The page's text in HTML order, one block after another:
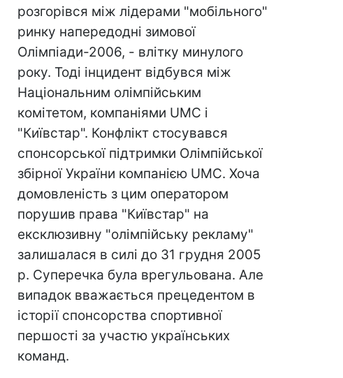
розгорівся між лідерами "мобільного"
ринку напередодні зимової
Олімпіади-2006, - влітку минулого
року. Тоді інцидент відбувся між
Національним олімпійським
комітетом, компаніями UMC і
"Київстар". Конфлікт стосувався
спонсорської підтримки Олімпійської
збірної України компанією UMC. Хоча
домовленість з цим оператором
порушив права "Київстар" на
ексклюзивну "олімпійську рекламу"
залишалася в силі до 31 грудня 2005
р. Суперечка була врегульована. Але
випадок вважається прецедентом в
історії спонсорства спортивної
першості за участю українських
команд.